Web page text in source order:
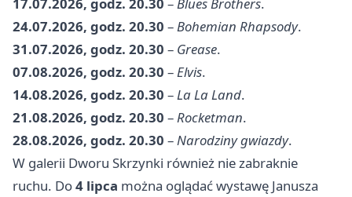
24.07.2026, godz. 20.30 –Bohemian Rhapsody.
31.07.2026, godz. 20.30 – Grease.
07.08.2026, godz. 20.30 –Elvis.
14.08.2026, godz. 20.30 –La La Land.
21.08.2026, godz. 20.30 –Rocketman.
28.08.2026, godz. 20.30 –Narodziny gwiazdy.
W galerii Dworu Skrzynki również nie zabraknie
ruchu. Do4 lipca można oglądać wystawę Janusza